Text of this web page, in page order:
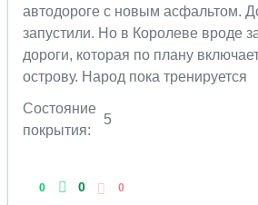
автодороге с новым асфальтом.
запустили. Но в Королеве вроде
дороги, которая по плану
острову. Народ пока тренируется
Состояние
покрытия:
5
0 0 0